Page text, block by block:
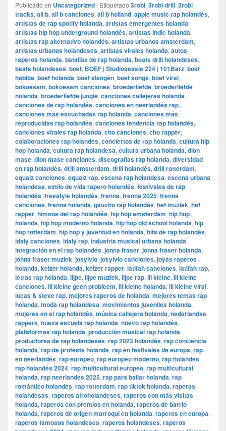
Publicado en Uncategorized | Etiquetado 3robi, 3robi drill, 3robi
tracks, ali b, ali b canciones, ali b holland, apple music rap holandés,
artistas de rap spotify holanda, artistas emergentes holanda,
artistas hip hop underground holandés, artistas indie holanda,
artistas rap alternativo holandés, artistas urbanos amsterdam,
artistas urbanos holandeses, artistas virales holanda, autos
raperos holanda, batallas de rap holanda, beats drill holandeses,
beats holandeses, boef, BOEF | Studiosessie 224 | 101Barz, boef
habiba, boef holanda, boef slangen, boef songs, boef viral,
bokoesam, bokoesam canciones, broederliefde, broederliefde
holanda, broederliefde jungle, canciones callejeras holanda,
canciones de rap holandés, canciones en neerlandés rap,
canciones más escuchadas rap holanda, canciones más
reproducidas rap holandés, canciones tendencia rap holandés,
canciones virales rap holanda, cho canciones, cho rapper,
colaboraciones rap holandés, conciertos de rap holanda, cultura hip
hop holanda, cultura rap holandesa, cultura urbana holanda, dion
mase, dion mase canciones, discografías rap holanda, diversidad
en rap holandés, drill amsterdam, drill holandés, drill rotterdam,
equalz canciones, equalz rap, escena rap holandesa, escena urbana
holandesa, estilo de vida rapero holandés, festivales de rap
holandés, freestyle holandés, frenna, frenna 2025, frenna
canciones, frenna holanda, gaucho rap holandés, hef muziek, hef
rapper, himnos del rap holandés, hip hop amsterdam, hip hop
holanda, hip hop moderno holanda, hip hop old school holanda, hip
hop rotterdam, hip hop y juventud en holanda, hits de rap holandés,
idaly canciones, idaly rap, industria musical urbana holanda,
integración en el rap holandés, jonna fraser, jonna fraser holanda,
jonna fraser muziek, josylvio, josylvio canciones, joyas raperos
holanda, keizer holanda, keizer rapper, latifah canciones, latifah rap,
letras rap holanda, lijpe, lijpe muziek, lijpe rap, lil kleine, lil kleine
canciones, lil kleine geen probleem, lil kleine holanda, lil kleine viral,
lucas & steve rap, mejores raperos de holanda, mejores temas rap
holanda, moda rap holandesa, movimientos juveniles holanda,
mujeres en el rap holandés, música callejera holanda, nederlandse
rappers, nueva escuela rap holanda, nuevo rap holandés,
plataformas rap holanda, producción musical rap holanda,
productores de rap holandeses, rap 2023 holandés, rap conciencia
holanda, rap de protesta holanda, rap en festivales de europa, rap
en neerlandés, rap europeo, rap europeo moderno, rap holandes,
rap holandés 2024, rap multicultural europeo, rap multicultural
holanda, rap neerlandés 2025, rap para bailar holanda, rap
romántico holandés, rap rotterdam, rap tiktok holanda, raperas
holandesas, raperos afroholandeses, raperos con más visitas
holanda, raperos con premios en holanda, raperos de barrio
holanda, raperos de origen marroquí en holanda, raperos en europa,
raperos famosos holandeses, raperos holandeses, raperos